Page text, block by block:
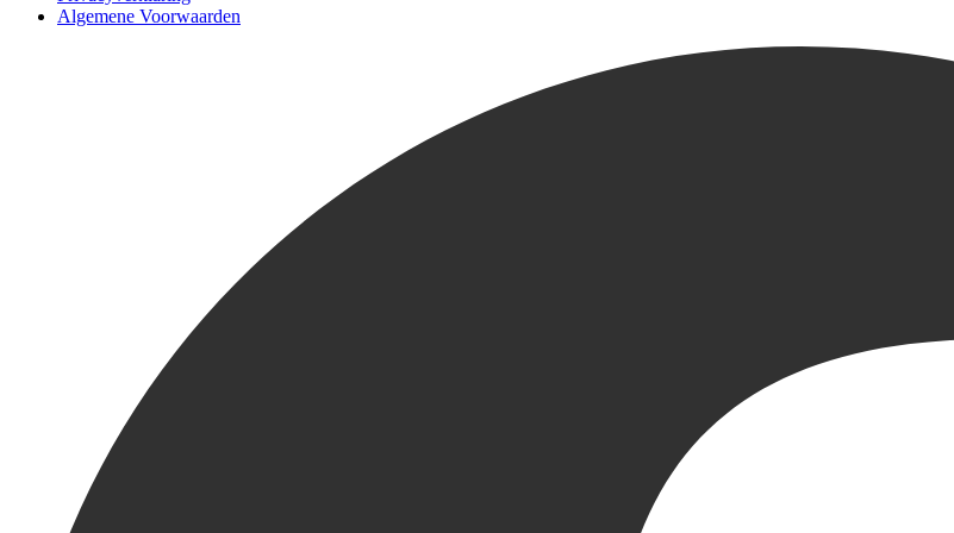
Algemene Voorwaarden